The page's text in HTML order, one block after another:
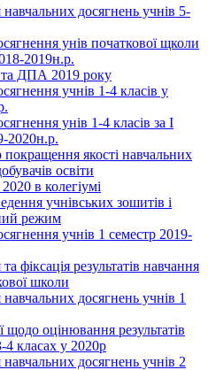
досягнень учнів 5-
унів початкової щколи
2019н.р.
ДПА 2019 року
учнів 1-4 класів у
унів 1-4 класів за І
2020н.р.
якості навчальних
освіти
в колегіумі
учнівських зошитів і
режим
учнів 1 семестр 2019-
фіксація результатів навчання
школи
досягнень учнів 1
щодо оцінювання результатів
4 класах у 2020р
досягнень учнів 2